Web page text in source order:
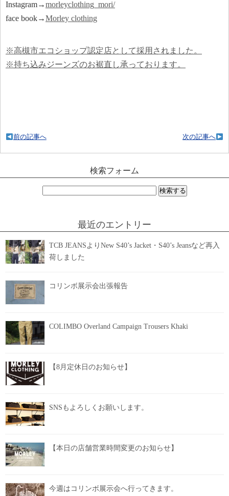
Instagram→morleyclothing_mori/
face book→Morley clothing
※高槻市エコショップ認定店として採用されました。
※持ち込みジーンズのお裾直し承っております。
次の記事へ
前の記事へ
検索フォーム
最近のエントリー
TCB JEANSよりNew S40’s Jacket・S40’s Jeansなど再入
荷しました
コリンボ展示会出張報告
COLIMBO Overland Campaign Trousers Khaki
【8月定休日のお知らせ】
SNSもよろしくお願いします。
【本日の店舗営業時間変更のお知らせ】
今週はコリンボ展示会へ行ってきます。